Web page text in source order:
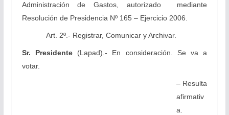
Administración de Gastos, autorizado mediante
Resolución de Presidencia Nº 165 – Ejercicio 2006.
Art. 2º.- Registrar, Comunicar y Archivar.
Sr. Presidente(Lapad).- En consideración. Se va a
votar.
– Resulta
afirmativ
a.